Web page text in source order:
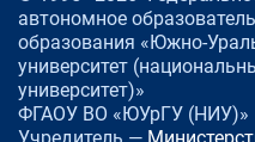
автономное
образования «Южно-
университет
университет)»
ФГАОУ ВО «ЮУрГУ (НИУ)»
Учредитель —